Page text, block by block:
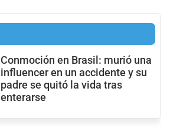
Conmoción en Brasil: murió una
influencer en un accidente y su
padre se quitó la vida tras
enterarse